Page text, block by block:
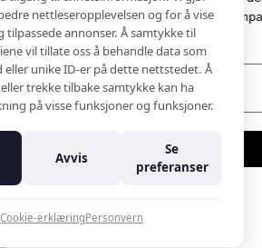
Bildebank
Følg Oss
Prislister
Etiske Retningslinjer
Åpenhetsloven
Varsling om kritikkverdige forhold
K18 Kurkalkulator
nettleseropplevelsen og for å vise
tilpassede annonser. Å samtykke til
vil tillate oss å behandle data som
unike ID-er på dette nettstedet. Å
trekke tilbake samtykke kan ha
på visse funksjoner og funksjoner.
Avvis
Se
preferanser
Cookie-erklæringPersonvern
du innblikk i nyheter, kampanjer og
konkurranser.